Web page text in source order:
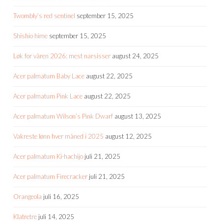
Twombly’s red sentinel september 15, 2025
Shishio hime september 15, 2025
Løk for våren 2026: mest narsisser august 24, 2025
Acer palmatum Baby Lace august 22, 2025
Acer palmatum Pink Lace august 22, 2025
Acer palmatum Wilson’s Pink Dwarf august 13, 2025
Vakreste lønn hver måned i 2025 august 12, 2025
Acer palmatum Ki-hachijo juli 21, 2025
Acer palmatum Firecracker juli 21, 2025
Orangeola juli 16, 2025
Klatretre juli 14, 2025